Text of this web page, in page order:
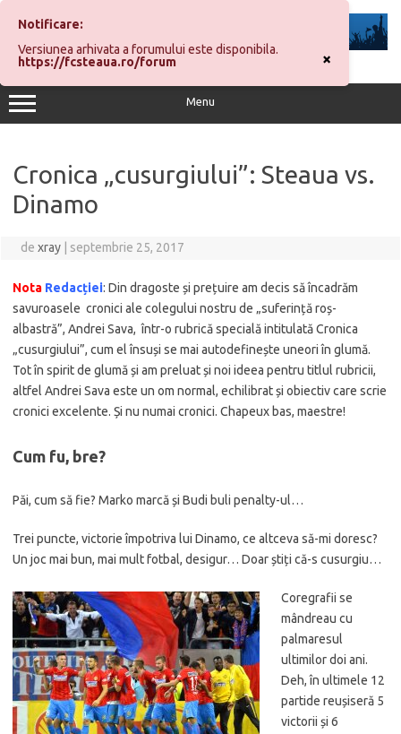
Sari
conținut
Menu
Cronica „cusurgiului”: Steaua vs.
Dinamo
de xray septembrie 25, 2017
Nota Redacției: Din dragoste și prețuire am decis să încadrăm
savuroasele cronici ale colegului nostru de „suferință roș-
albastră”, Andrei Sava, într-o rubrică specială intitulată Cronica
„cusurgiului”, cum el însuși se mai autodefinește uneori în glumă.
Tot în spirit de glumă și am preluat și noi ideea pentru titlul rubricii,
altfel Andrei Sava este un om normal, echilibrat și obiectiv care scrie
cronici excelente. Și nu numai cronici. Chapeux bas, maestre!
Cum fu, bre?
Păi, cum să fie? Marko marcă și Budi buli penalty-ul…
Trei puncte, victorie împotriva lui Dinamo, ce altceva să-mi doresc?
Un joc mai bun, mai mult fotbal, desigur… Doar știți că-s cusurgiu…
Coregrafii se
mândreau cu
palmaresul
ultimilor doi ani.
Deh, în ultimele 12
partide reușiseră 5
victorii și 6
×
Notificare:
Versiunea arhivata a forumului este disponibila.
https://fcsteaua.ro/forum